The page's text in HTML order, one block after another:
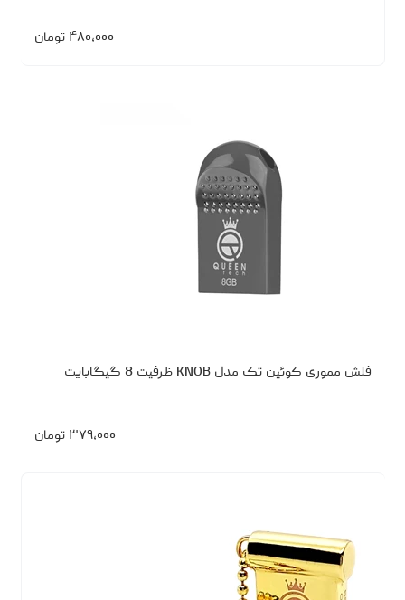
۴۸۰،۰۰۰ تومان
فلش مموری کوئین تک مدل KNOB ظرفیت 8 گیگابایت
۳۷۹،۰۰۰ تومان